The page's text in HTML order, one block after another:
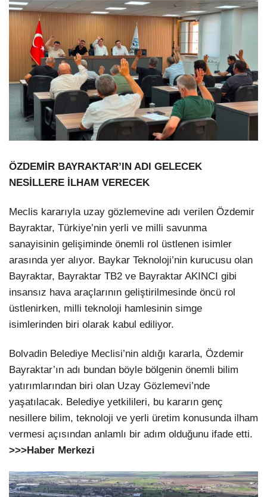
ÖZDEMİR BAYRAKTAR’IN ADI GELECEK
NESİLLERE İLHAM VERECEK
Meclis kararıyla uzay gözlemevine adı verilen Özdemir
Bayraktar, Türkiye’nin yerli ve milli savunma
sanayisinin gelişiminde önemli rol üstlenen isimler
arasında yer alıyor. Baykar Teknoloji’nin kurucusu olan
Bayraktar, Bayraktar TB2 ve Bayraktar AKINCI gibi
insansız hava araçlarının geliştirilmesinde öncü rol
üstlenirken, milli teknoloji hamlesinin simge
isimlerinden biri olarak kabul ediliyor.
Bolvadin Belediye Meclisi’nin aldığı kararla, Özdemir
Bayraktar’ın adı bundan böyle bölgenin önemli bilim
yatırımlarından biri olan Uzay Gözlemevi’nde
yaşatılacak. Belediye yetkilileri, bu kararın genç
nesillere bilim, teknoloji ve yerli üretim konusunda ilham
vermesi açısından anlamlı bir adım olduğunu ifade etti.
>>>Haber Merkezi